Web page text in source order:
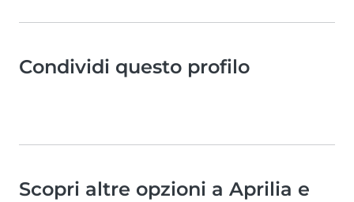
Condividi questo profilo
Scopri altre opzioni a Aprilia e